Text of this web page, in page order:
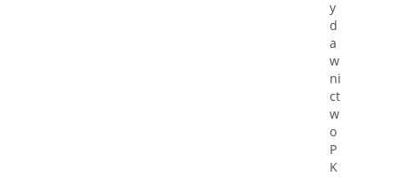
y
d
a
w
ni
ct
w
o
P
K